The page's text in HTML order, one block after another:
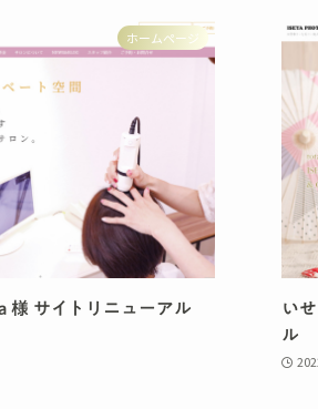
ホームページ
様 サイトリニューアル
い
ル